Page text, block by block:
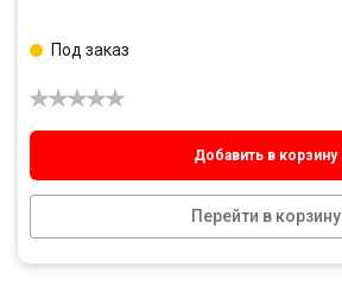
Добавить в корзину
Перейти в корзину
Под заказ